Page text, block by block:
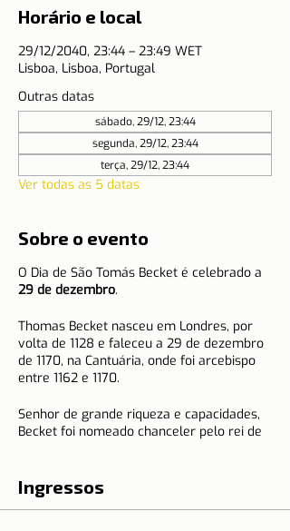
Horário e local
29/12/2040, 23:44 – 23:49 WET
Lisboa, Lisboa, Portugal
Outras datas
sábado, 29/12, 23:44
segunda, 29/12, 23:44
terça, 29/12, 23:44
Ver todas as 5 datas
Sobre o evento
O Dia de São Tomás Becket é celebrado a
29 de dezembro.
Thomas Becket nasceu em Londres, por
volta de 1128 e faleceu a 29 de dezembro
de 1170, na Cantuária, onde foi arcebispo
entre 1162 e 1170.
Senhor de grande riqueza e capacidades,
Becket foi nomeado chanceler pelo rei de
homem mais importante do país a seguir
ao rei, mas foi aí que mudou a sua vida.
Ingressos